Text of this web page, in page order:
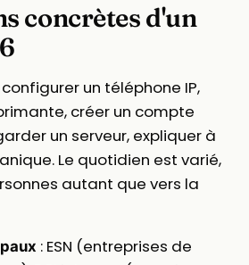
concrètes d'un
un téléphone IP,
créer un compte
un serveur, expliquer à
Le quotidien est varié,
autant que vers la
: ESN (entreprises de